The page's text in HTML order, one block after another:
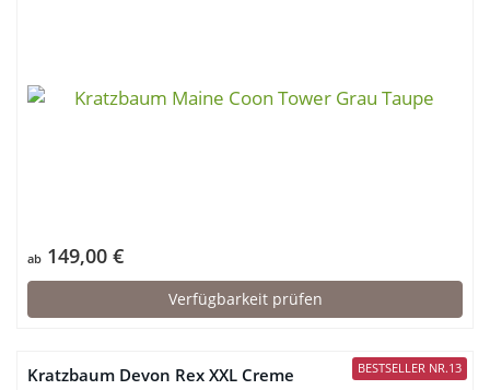
ab 149,00 €
Verfügbarkeit prüfen
BESTSELLER NR.13
Kratzbaum Devon Rex XXL Creme